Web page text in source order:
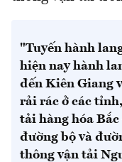
"Tuyến hành
hiện nay hành
đến Kiên Giang
rải rác ở các
tải hàng hóa
đường bộ và
thông vận tải